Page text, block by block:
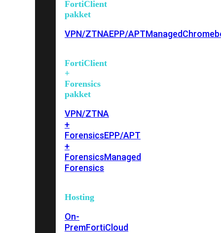
FortiClient
pakket
VPN/ZTNAEPP/APTManaged
FortiClient
+
Forensics
pakket
VPN/ZTNA
+
ForensicsEPP/APT
+
ForensicsManaged
Forensics
Hosting
On-
PremFortiCloud